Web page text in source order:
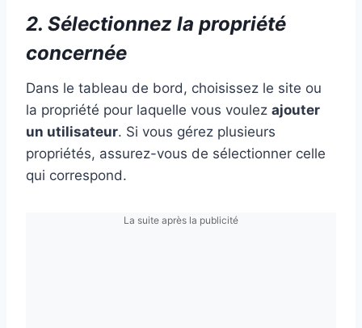
2. Sélectionnez la propriété
concernée
Dans le tableau de bord, choisissez le site ou
la propriété pour laquelle vous voulez ajouter
un utilisateur. Si vous gérez plusieurs
propriétés, assurez-vous de sélectionner celle
qui correspond.
La suite après la publicité